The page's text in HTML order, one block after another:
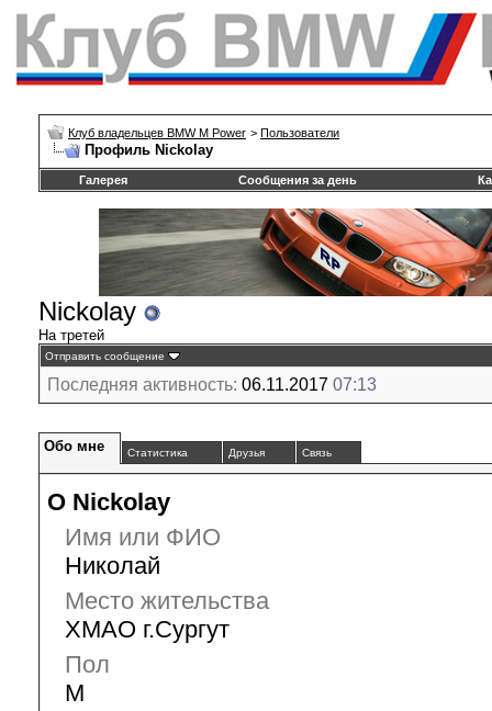
Клуб владельцев BMW M Power > Пользователи
Профиль Nickolay
Галерея Сообщения за день
Nickolay
На третей
Отправить сообщение
Последняя активность: 06.11.2017 07:13
Обо мне Статистика Друзья Связь
О Nickolay
Имя или ФИО
Николай
Место жительства
ХМАО г.Сургут
Пол
М